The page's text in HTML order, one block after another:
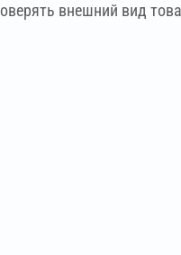
внешний вид